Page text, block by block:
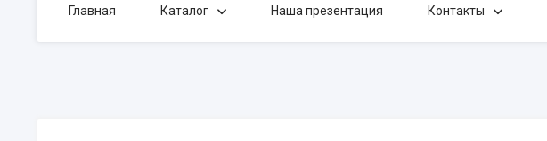
Главная Каталог Наша презентация Контакты